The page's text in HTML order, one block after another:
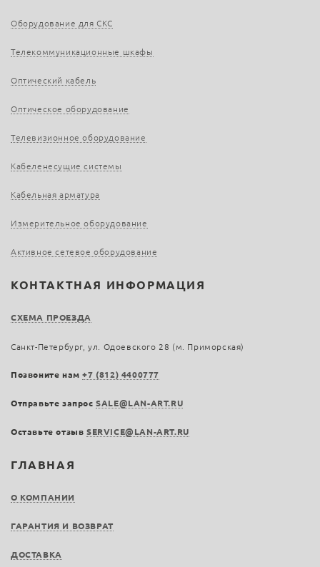
ГЛАВНАЯ
О КОМПАНИИ
ГАРАНТИЯ И ВОЗВРАТ
ДОСТАВКА
Оборудование для СКС
Телекоммуникационные шкафы
Оптический кабель
Оптическое оборудование
Телевизионное оборудование
Кабеленесущие системы
Кабельная арматура
Измерительное оборудование
Активное сетевое оборудование
КОНТАКТНАЯ ИНФОРМАЦИЯ
СХЕМА ПРОЕЗДА
Санкт-Петербург, ул. Одоевского 28 (м. Приморская)
Позвоните нам+7 (812) 4400777
Отправьте запросSALE@LAN-ART.RU
Оставьте отзыв SERVICE@LAN-ART.RU